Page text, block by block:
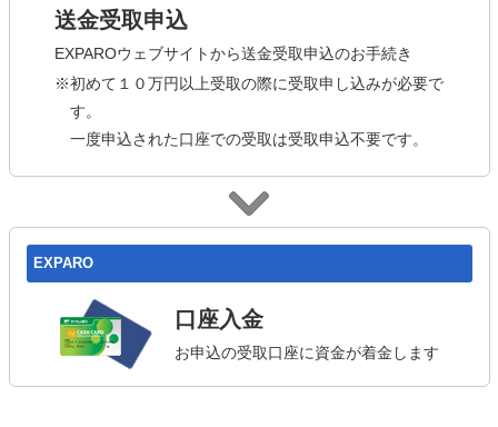
送金受取申込
EXPAROウェブサイトから送金受取申込のお手続き
※初めて１０万円以上受取の際に受取申し込みが必要で
す。
一度申込された口座での受取は受取申込不要です。
EXPARO
口座入金
お申込の受取口座に資金が着金します